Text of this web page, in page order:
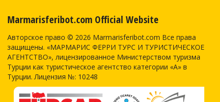
Marmarisferibot.com Official Website
Авторское право © 2026 Marmarisferibot.com Все права
защищены. «МАРМАРИС ФЕРРИ ТУРС И ТУРИСТИЧЕСКОЕ
АГЕНТСТВО», лицензированное Министерством туризма
Турции как туристическое агентство категории «А» в
Турции. Лицензия №: 10248